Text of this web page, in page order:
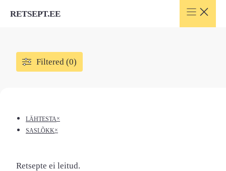
RETSEPT.EE
Filtered (0)
LÄHTESTA×
SASLÕKK×
Retsepte ei leitud.